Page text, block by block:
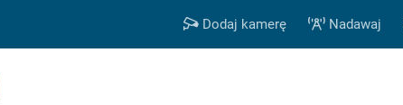
Dodaj kamerę Nadawaj